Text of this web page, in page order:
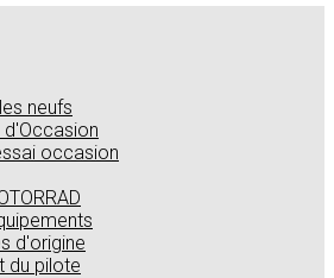
neufs
occasion
d'origine
du pilote